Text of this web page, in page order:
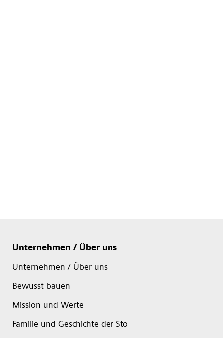
Unternehmen / Über uns
Unternehmen / Über uns
Bewusst bauen
Mission und Werte
Familie und Geschichte der Sto